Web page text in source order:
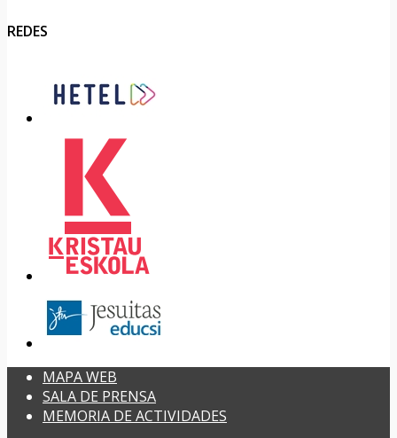
REDES
MAPA WEB
SALA DE PRENSA
MEMORIA DE ACTIVIDADES